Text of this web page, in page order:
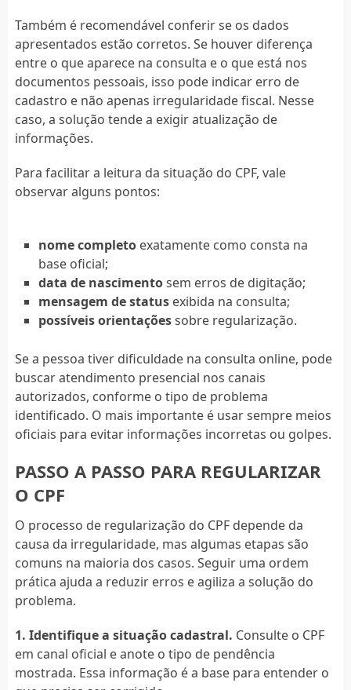
Também é recomendável conferir se os dados
apresentados estão corretos. Se houver diferença
entre o que aparece na consulta e o que está nos
documentos pessoais, isso pode indicar erro de
cadastro e não apenas irregularidade fiscal. Nesse
caso, a solução tende a exigir atualização de
informações.
Para facilitar a leitura da situação do CPF, vale
observar alguns pontos:
nome completoexatamente como consta na
base oficial;
data de nascimentosem erros de digitação;
mensagem de statusexibida na consulta;
possíveis orientaçõessobre regularização.
Se a pessoa tiver dificuldade na consulta online, pode
buscar atendimento presencial nos canais
autorizados, conforme o tipo de problema
identificado. O mais importante é usar sempre meios
oficiais para evitar informações incorretas ou golpes.
PASSO A PASSO PARA REGULARIZAR
O CPF
O processo de regularização do CPF depende da
causa da irregularidade, mas algumas etapas são
comuns na maioria dos casos. Seguir uma ordem
prática ajuda a reduzir erros e agiliza a solução do
problema.
1. Identifique a situação cadastral. Consulte o CPF
em canal oficial e anote o tipo de pendência
mostrada. Essa informação é a base para entender o